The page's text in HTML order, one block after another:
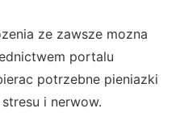
ze zawsze mozna
portalu
potrzebne pieniazki
i nerwow.